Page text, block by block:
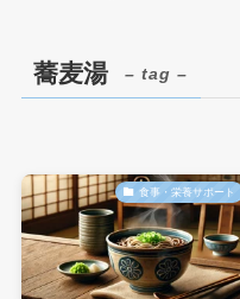
蕎麦湯 – tag –
食事・栄養サポート